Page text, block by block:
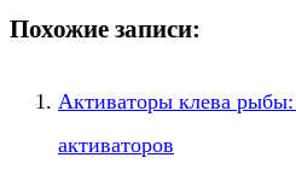
Похожие записи:
Активаторы клева
активаторов